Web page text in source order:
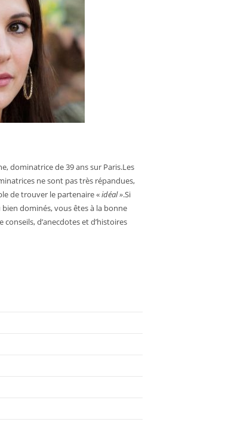
dominatrice de 39 ans sur Paris.Les
ne sont pas très répandues,
de trouver le partenaire «idéal ».Si
dominés, vous êtes à la bonne
conseils, d’anecdotes et d’histoires